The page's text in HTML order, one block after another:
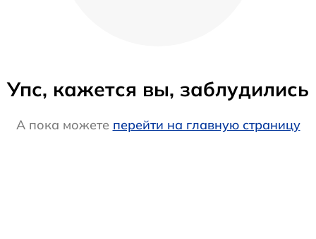
Упс, кажется вы, заблудились
А пока можете перейти на главную страницу